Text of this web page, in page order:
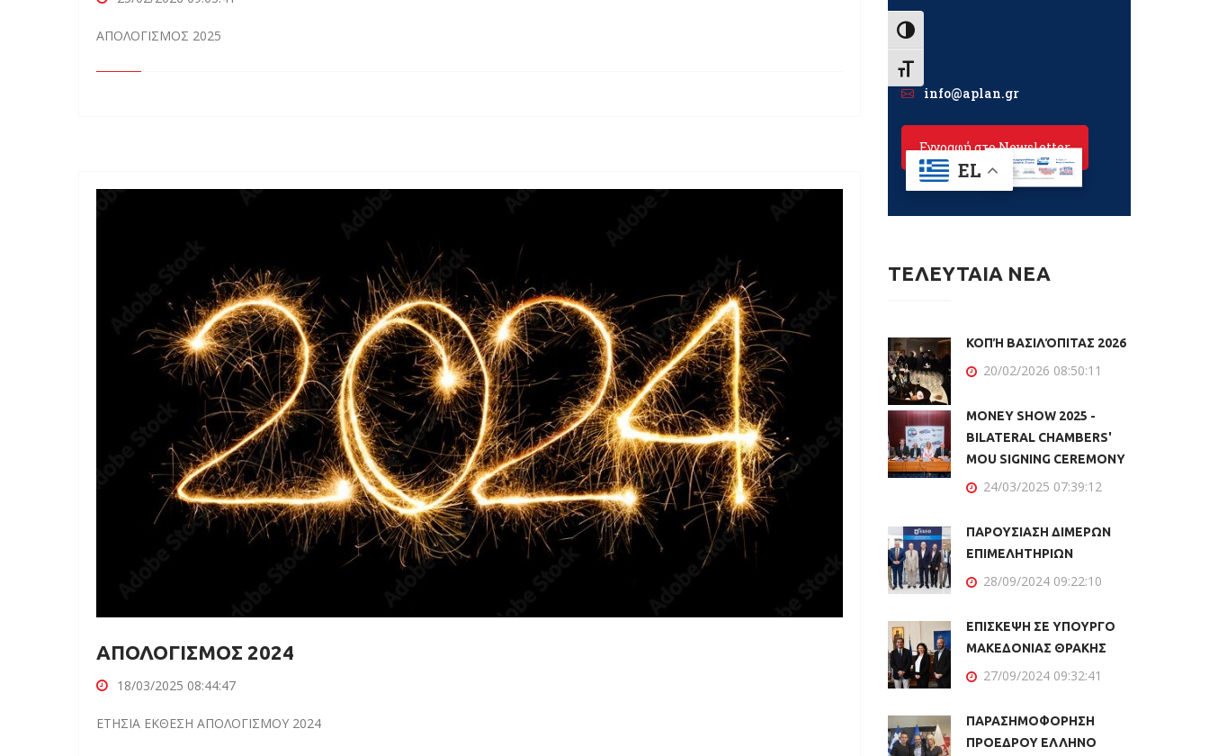
ΑΠΟΛΟΓΙΣΜΟΣ 2025
ΑΠΟΛΟΓΙΣΜΟΣ 2024
18/03/2025 08:44:47
ΕΤΗΣΙΑ ΕΚΘΕΣΗ ΑΠΟΛΟΓΙΣΜΟΥ 2024
ΤΕΛΕΥΤΑΙΑ ΝΕΑ
ΚΟΠΉ ΒΑΣΙΛΌΠΙΤΑΣ 2026
20/02/2026 08:50:11
MONEY SHOW 2025 -
BILATERAL CHAMBERS'
MOU SIGNING CEREMONY
24/03/2025 07:39:12
ΠΑΡΟΥΣΙΑΣΗ ΔΙΜΕΡΩΝ
ΕΠΙΜΕΛΗΤΗΡΙΩΝ
28/09/2024 09:22:10
ΕΠΙΣΚΕΨΗ ΣΕ ΥΠΟΥΡΓΟ
ΜΑΚΕΔΟΝΙΑΣ ΘΡΑΚΗΣ
27/09/2024 09:32:41
ΠΑΡΑΣΗΜΟΦΟΡΗΣΗ
ΠΡΟΕΔΡΟΥ ΕΛΛΗΝΟ